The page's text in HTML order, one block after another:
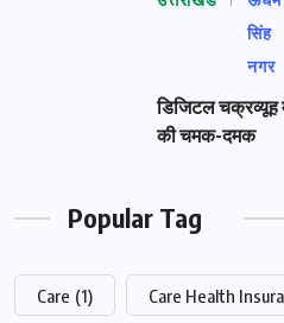
सिंह
नगर
डिजिटल चक्रव्यूह
की चमक-दमक
Popular Tag
Care (1) Care Health